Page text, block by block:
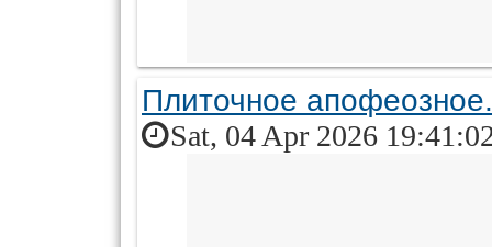
Плиточное
Sat, 04 Apr 2026